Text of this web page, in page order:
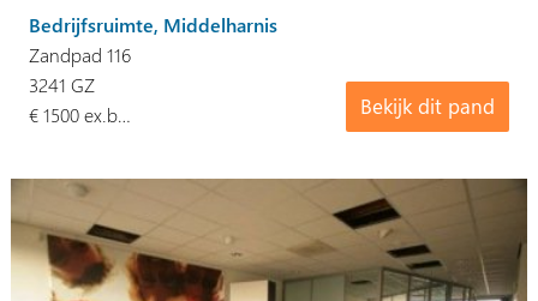
Bedrijfsruimte, Middelharnis
Zandpad 116
Bekijk dit pand
3241 GZ
€ 1500 ex.b…